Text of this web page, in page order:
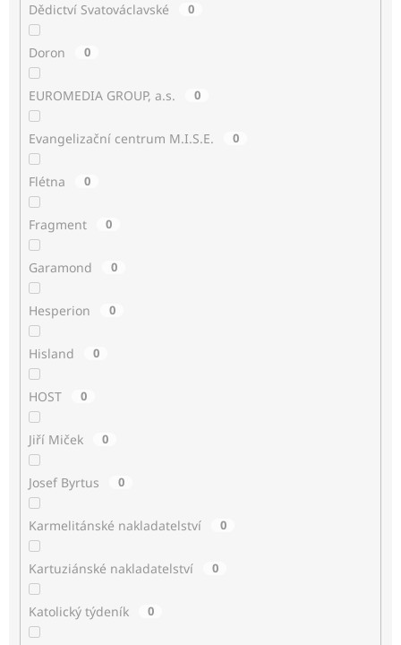
Dědictví Svatováclavské 0
Doron 0
EUROMEDIA GROUP, a.s. 0
Evangelizační centrum M.I.S.E. 0
Flétna 0
Fragment 0
Garamond 0
Hesperion 0
Hisland 0
HOST 0
Jiří Miček 0
Josef Byrtus 0
Karmelitánské nakladatelství 0
Kartuziánské nakladatelství 0
Katolický týdeník 0